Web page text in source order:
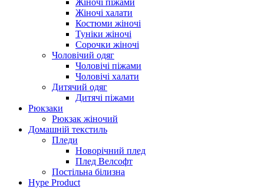
Жіночі піжами
Жіночі халати
Костюми жіночі
Туніки жіночі
Сорочки жіночі
Чоловічий одяг
Чоловічі піжами
Чоловічі халати
Дитячий одяг
Дитячі піжами
Рюкзаки
Рюкзак жіночий
Домашній текстиль
Пледи
Новорічний плед
Плед Велсофт
Постільна білизна
Hype Product